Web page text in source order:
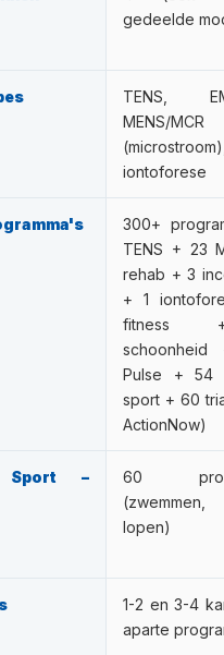
weken in trainingscycli
als het geïntegreerd is
programma.
gedeelde
TENS,
MENS/MCR
iontoforese
300+
TENS + 23
rehab + 3
+ 1
fitness
Pulse + 54
sport + 60
ActionNow)
Sport –
60
lopen)
1-2 en 3-4
aparte